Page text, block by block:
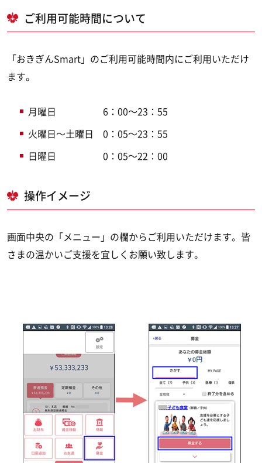
ご利用可能時間について
「おきぎんSmart」のご利用可能時間内にご利用いただけ
ます。
月曜日 6：00～23：55
火曜日～土曜日 0：05～23：55
日曜日 0：05～22：00
操作イメージ
画面中央の「メニュー」の欄からご利用いただけます。 皆
さまの温かいご支援を宜しくお願い致します。